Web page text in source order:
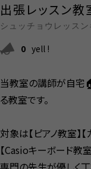
出張レッスン教
シュッチョウレッスン
0 yell !
当教室の講師が自宅
る教室です。
対象は【ピアノ教室】
【Casioキーボード教室